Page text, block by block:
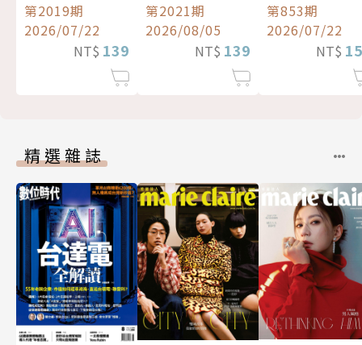
第2019期
2026/07/22
NT$ 139
第2021期
2026/08/05
NT$ 139
第853期
2026/07/22
NT$
精選雜誌